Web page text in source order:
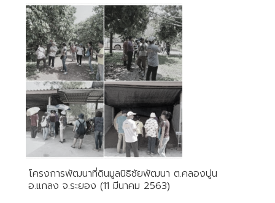
โครงการพัฒนาที่ดินมูลนิธิชัยพัฒนา ต.คลองปูน
อ.แกลง จ.ระยอง (11 มีนาคม 2563)